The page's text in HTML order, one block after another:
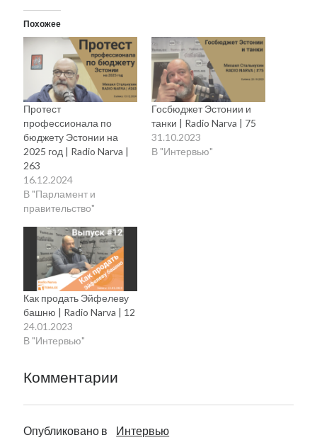
Похожее
Протест
профессионала по
бюджету Эстонии на
2025 год | Radio Narva |
263
16.12.2024
В "Парламент и
правительство"
Госбюджет Эстонии и
танки | Radio Narva | 75
31.10.2023
В "Интервью"
Как продать Эйфелеву
башню | Radio Narva | 12
24.01.2023
В "Интервью"
Комментарии
Опубликовано в
Интервью